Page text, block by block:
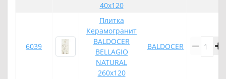
40x120
6039
Плитка
Керамогранит
BALDOCER
BELLAGIO
NATURAL
260x120
BALDOCER